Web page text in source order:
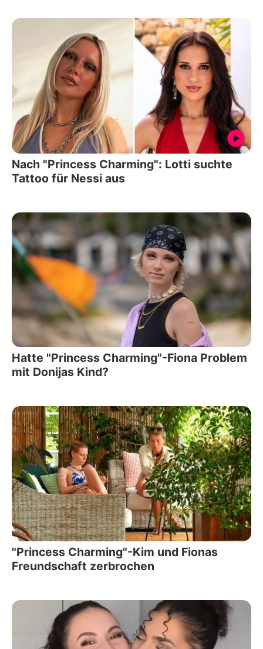
Nach "Princess Charming": Lotti suchte
Tattoo für Nessi aus
Hatte "Princess Charming"-Fiona Problem
mit Donijas Kind?
"Princess Charming"-Kim und Fionas
Freundschaft zerbrochen